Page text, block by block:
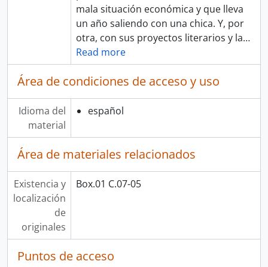
mala situación económica y que lleva
un año saliendo con una chica. Y, por
otra, con sus proyectos literarios y la…
Read more
Área de condiciones de acceso y uso
Idioma del
material
español
Área de materiales relacionados
Existencia y
localización
de
originales
Box.01 C.07-05
Puntos de acceso